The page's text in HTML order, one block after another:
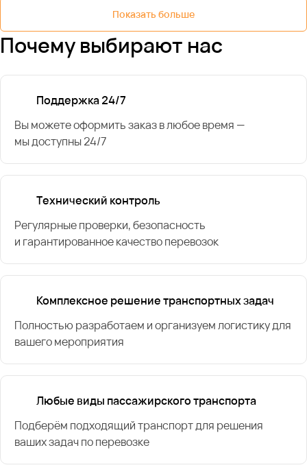
Показать больше
Почему выбирают нас
Поддержка 24/7
Вы можете оформить заказ в любое время —
мы доступны 24/7
Технический контроль
Регулярные проверки, безопасность
и гарантированное качество перевозок
Комплексное решение транспортных задач
Полностью разработаем и организуем логистику для
вашего мероприятия
Любые виды пассажирского транспорта
Подберём подходящий транспорт для решения
ваших задач по перевозке